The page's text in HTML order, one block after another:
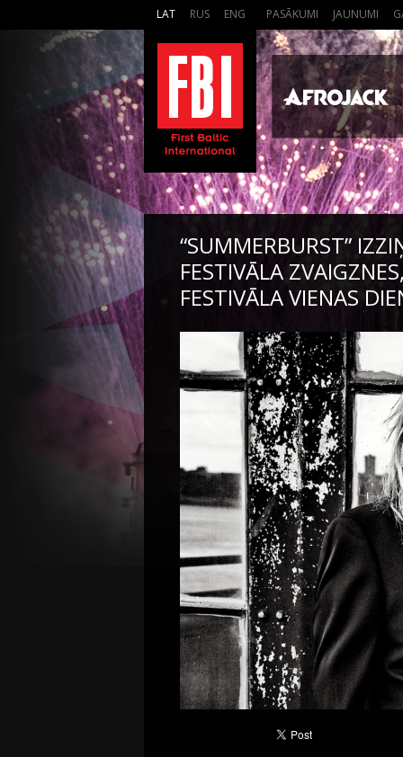
LAT RUS ENG PASĀKUMI JAUNUMI
“SUMMERBURST”
FESTIVĀLA
FESTIVĀLA VIENAS